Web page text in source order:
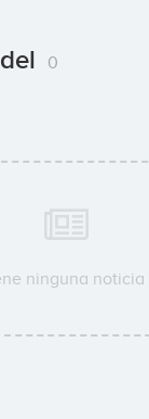
0
ninguna noticia